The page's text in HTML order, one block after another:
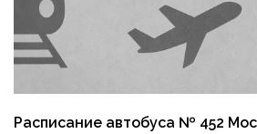
Расписание автобуса № 452